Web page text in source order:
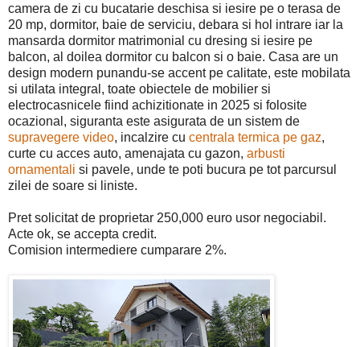
camera de zi cu bucatarie deschisa si iesire pe o terasa de
20 mp, dormitor, baie de serviciu, debara si hol intrare iar la
mansarda dormitor matrimonial cu dresing si iesire pe
balcon, al doilea dormitor cu balcon si o baie. Casa are un
design modern punandu-se accent pe calitate, este mobilata
si utilata integral, toate obiectele de mobilier si
electrocasnicele fiind achizitionate in 2025 si folosite
ocazional, siguranta este asigurata de un sistem de
supravegere video, incalzire cu centrala termica pe gaz,
curte cu acces auto, amenajata cu gazon, arbusti
ornamentali si pavele, unde te poti bucura pe tot parcursul
zilei de soare si liniste.
Pret solicitat de proprietar 250,000 euro usor negociabil.
Acte ok, se accepta credit.
Comision intermediere cumparare 2%.